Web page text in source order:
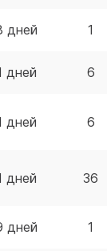
дней 1
дней 6
дней 6
дней 36
дней 1